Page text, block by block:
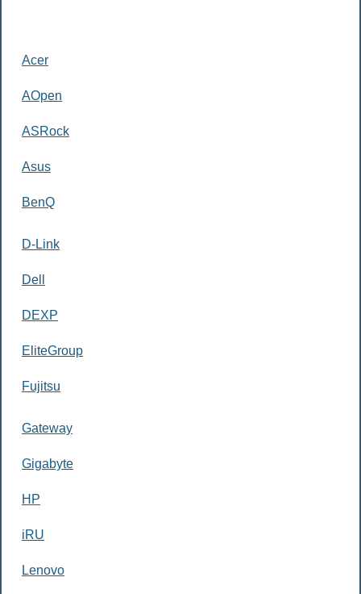
Acer
AOpen
ASRock
Asus
BenQ
D-Link
Dell
DEXP
EliteGroup
Fujitsu
Gateway
Gigabyte
HP
iRU
Lenovo